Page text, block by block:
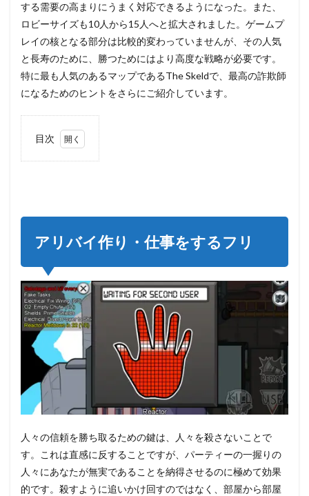
する需要の高まりにうまく対応できるようになった。また、
ロビーサイズも10人から15人へと拡大されました。ゲームプ
レイの核となる部分は比較的変わっていませんが、その人気
と長寿のために、勝つためにはより高度な戦略が必要です。
特に最も人気のあるマップであるThe Skeldで、最高の詐欺師
になるためのヒントをさらにご紹介しています。
目次
仕事
るフ
味方
やサ
ポー
ター
を殺
さな
3
クル
ーミ
ィン
グを
し
て、
アリバイ作り・仕事をするフリ
人々の信頼を勝ち取るための鍵は、人々を殺さないことで
す。これは直感に反することですが、パーティーの一握りの
人々にあなたが無実であることを納得させるのに極めて効果
的です。殺すように追いかけ回すのではなく、部屋から部屋